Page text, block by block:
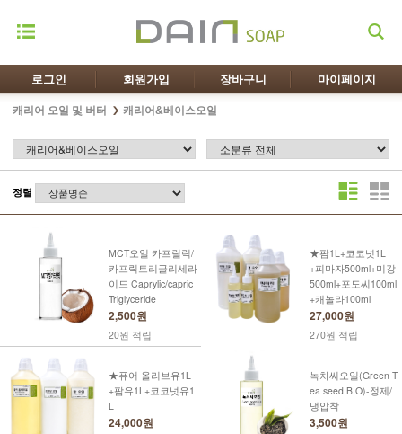
로그인 회원가입 장바구니 마이페이지
캐리어 오일 및 버터 캐리어&베이스오일
정렬
MCT오일 카프릴릭/
카프릭트리글리세라
이드 Caprylic/capric
Triglyceride
2,500원
20원 적립
★팜1L+코코넛1L
+피마자500ml+미강
500ml+포도씨100ml
+캐놀라100ml
27,000원
270원 적립
★퓨어 올리브유1L
+팜유1L+코코넛유1
L
24,000원
녹차씨오일(Green T
ea seed B.O)-정제/
냉압착
3,500원